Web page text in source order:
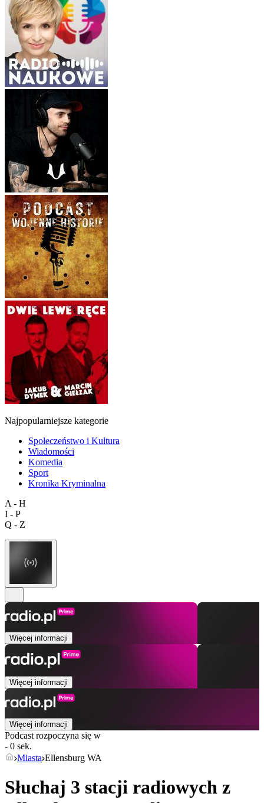
Najpopularniejsze kategorie
Społeczeństwo i Kultura
Wiadomości
Komedia
Sport
Kronika Kryminalna
A - H
I - P
Q - Z
Więcej informacji
Więcej informacji
Więcej informacji
Podcast rozpoczyna się w
- 0 sek.
Miasta Ellensburg WA
Słuchaj 3 stacji radiowych z